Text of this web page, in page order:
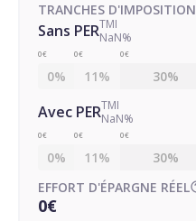
TRANCHES D'IMPOSITION
Sans PERTMI
NaN%
0€
0%
0€
11%
0€
30%
Avec PERTMI
NaN%
0€
0%
0€
11%
0€
30%
EFFORT D'ÉPARGNE RÉEL
0€